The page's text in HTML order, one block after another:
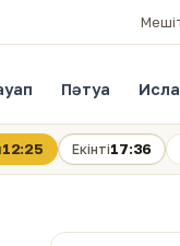
Пәтуа
12:25 Екінті17:36